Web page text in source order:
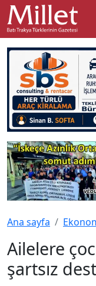
Ana sayfa
Ailelere
şartsız